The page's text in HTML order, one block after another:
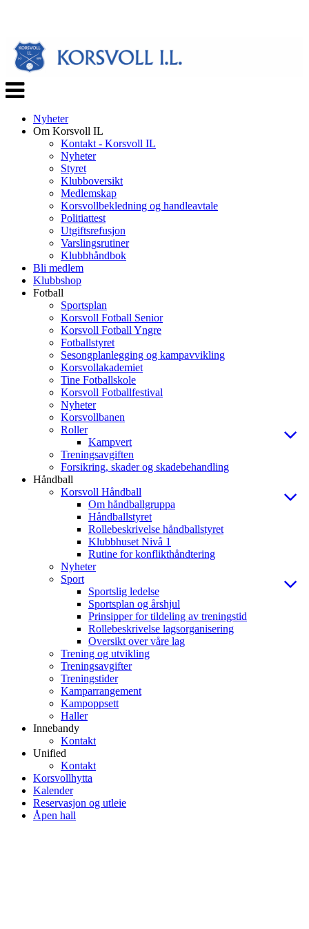
Veksle
navigasjon
Nyheter
Om Korsvoll IL
Kontakt - Korsvoll IL
Nyheter
Styret
Klubboversikt
Medlemskap
Korsvollbekledning og handleavtale
Politiattest
Utgiftsrefusjon
Varslingsrutiner
Klubbhåndbok
Bli medlem
Klubbshop
Fotball
Sportsplan
Korsvoll Fotball Senior
Korsvoll Fotball Yngre
Fotballstyret
Sesongplanlegging og kampavvikling
Korsvollakademiet
Tine Fotballskole
Korsvoll Fotballfestival
Nyheter
Korsvollbanen
Roller
Kampvert
Treningsavgiften
Forsikring, skader og skadebehandling
Håndball
Korsvoll Håndball
Om håndballgruppa
Håndballstyret
Rollebeskrivelse håndballstyret
Klubbhuset Nivå 1
Rutine for konflikthåndtering
Nyheter
Sport
Sportslig ledelse
Sportsplan og årshjul
Prinsipper for tildeling av treningstid
Rollebeskrivelse lagsorganisering
Oversikt over våre lag
Trening og utvikling
Treningsavgifter
Treningstider
Kamparrangement
Kampoppsett
Haller
Innebandy
Kontakt
Unified
Kontakt
Korsvollhytta
Kalender
Reservasjon og utleie
Åpen hall